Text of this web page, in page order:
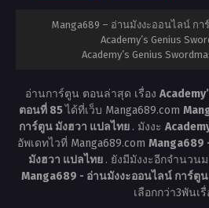
Manga689 – อ่านมังงะออนไลน์ ก
Academy’s Genius
Academy’s Genius
อ่านการ์ตูน ตอนล่าสุด เรื่อง
ตอนที่ 85ได้ที่เว็บ Manga689.com
การ์ตูน มังฮวา แปลไทย . มังงะ
อัพเดทไวที่ Manga689.com Manga689
มังฮวา แปลไทย . ยังมีมังงะอีกจำนวน
Manga689 - อ่านมังงะออนไลน์ การ์ตู
เลือกกว่า3พันเรื่